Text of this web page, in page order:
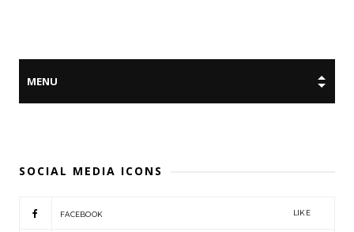
SOCIAL MEDIA ICONS
FACEBOOK LIKE